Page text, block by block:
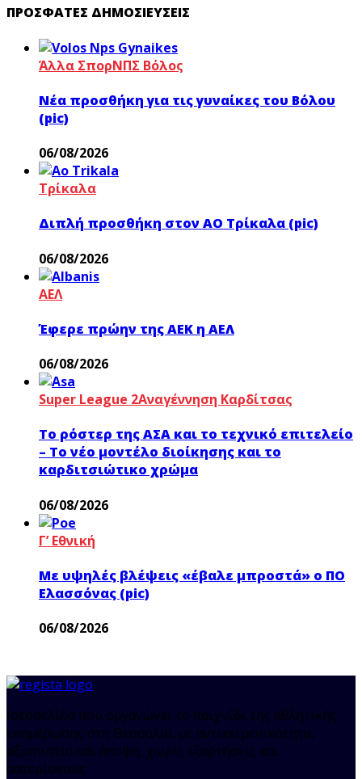
ΠΡΌΣΦΑΤΕΣ ΔΗΜΟΣΙΕΎΣΕΙΣ
Άλλα ΣπορΝΠΣ Βόλος
Νέα προσθήκη για τις γυναίκες του Βόλου
(pic)
06/08/2026
Τρίκαλα
Διπλή προσθήκη στον ΑΟ Τρίκαλα (pic)
06/08/2026
ΑΕΛ
Έφερε πρώην της ΑΕΚ η ΑΕΛ
06/08/2026
Super League 2Αναγέννηση Καρδίτσας
Το ρόστερ της ΑΣΑ και το τεχνικό επιτελείο
– Το νέο μοντέλο διοίκησης και το
καρδιτσιώτικο χρώμα
06/08/2026
Γ’ Εθνική
Με υψηλές βλέψεις «έβαλε μπροστά» ο ΠΟ
Ελασσόνας (pic)
06/08/2026
Ιστοσελίδα που οργανώνει το παιχνίδι της αθλητικής
ενημέρωσης στη Θεσσαλία, με αντικειμενικότητα,
αξιοπιστία και άποψη, χωρίς εξαρτήσεις και
αστερίσκους.